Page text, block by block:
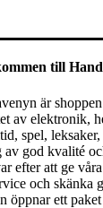
till
är
av elektronik,
spel,
av god kvalité
efter att ge
och skänka
öppnar ett